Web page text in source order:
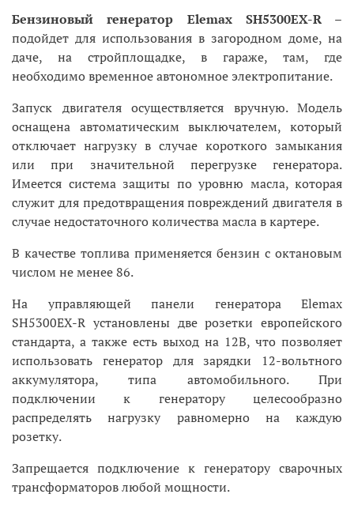
Бензиновый генератор Elemax SH5300EX-R–
подойдет для использования в загородном доме, на
даче, на стройплощадке, в гараже, там, где
необходимо временное автономное электропитание.
Запуск двигателя осуществляется вручную. Модель
оснащена автоматическим выключателем, который
отключает нагрузку в случае короткого замыкания
или при значительной перегрузке генератора.
Имеется система защиты по уровню масла, которая
служит для предотвращения повреждений двигателя в
случае недостаточного количества масла в картере.
В качестве топлива применяется бензин с октановым
числом не менее 86.
На управляющей панели генератора Elemax
SH5300EX-R установлены две розетки европейского
стандарта, а также есть выход на 12В, что позволяет
использовать генератор для зарядки 12-вольтного
аккумулятора, типа автомобильного. При
подключении к генератору целесообразно
распределять нагрузку равномерно на каждую
розетку.
Запрещается подключение к генератору сварочных
трансформаторов любой мощности.